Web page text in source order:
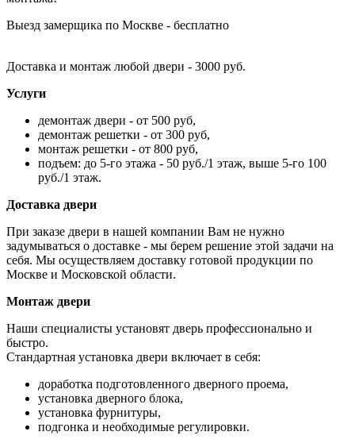
Выезд замерщика по Москве - бесплатно
Доставка и монтаж любой двери - 3000 руб.
Услуги
демонтаж двери - от 500 руб,
демонтаж решетки - от 300 руб,
монтаж решетки - от 800 руб,
подъем: до 5-го этажа - 50 руб./1 этаж, выше 5-го 100
руб./1 этаж.
Доставка двери
При заказе двери в нашей компании Вам не нужно
задумываться о доставке - мы берем решение этой задачи на
себя. Мы осуществляем доставку готовой продукции по
Москве и Московской области.
Монтаж двери
Наши специалисты установят дверь профессионально и
быстро.
Стандартная установка двери включает в себя:
доработка подготовленного дверного проема,
установка дверного блока,
установка фурнитуры,
подгонка и необходимые регулировки.